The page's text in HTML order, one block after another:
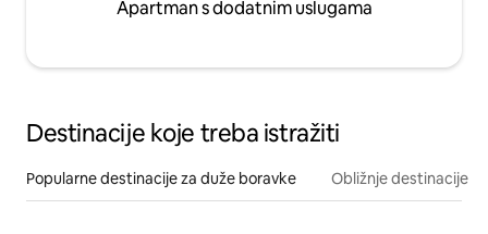
Apartman s dodatnim uslugama
Destinacije koje treba istražiti
Popularne destinacije za duže boravke Obližnje destinacije